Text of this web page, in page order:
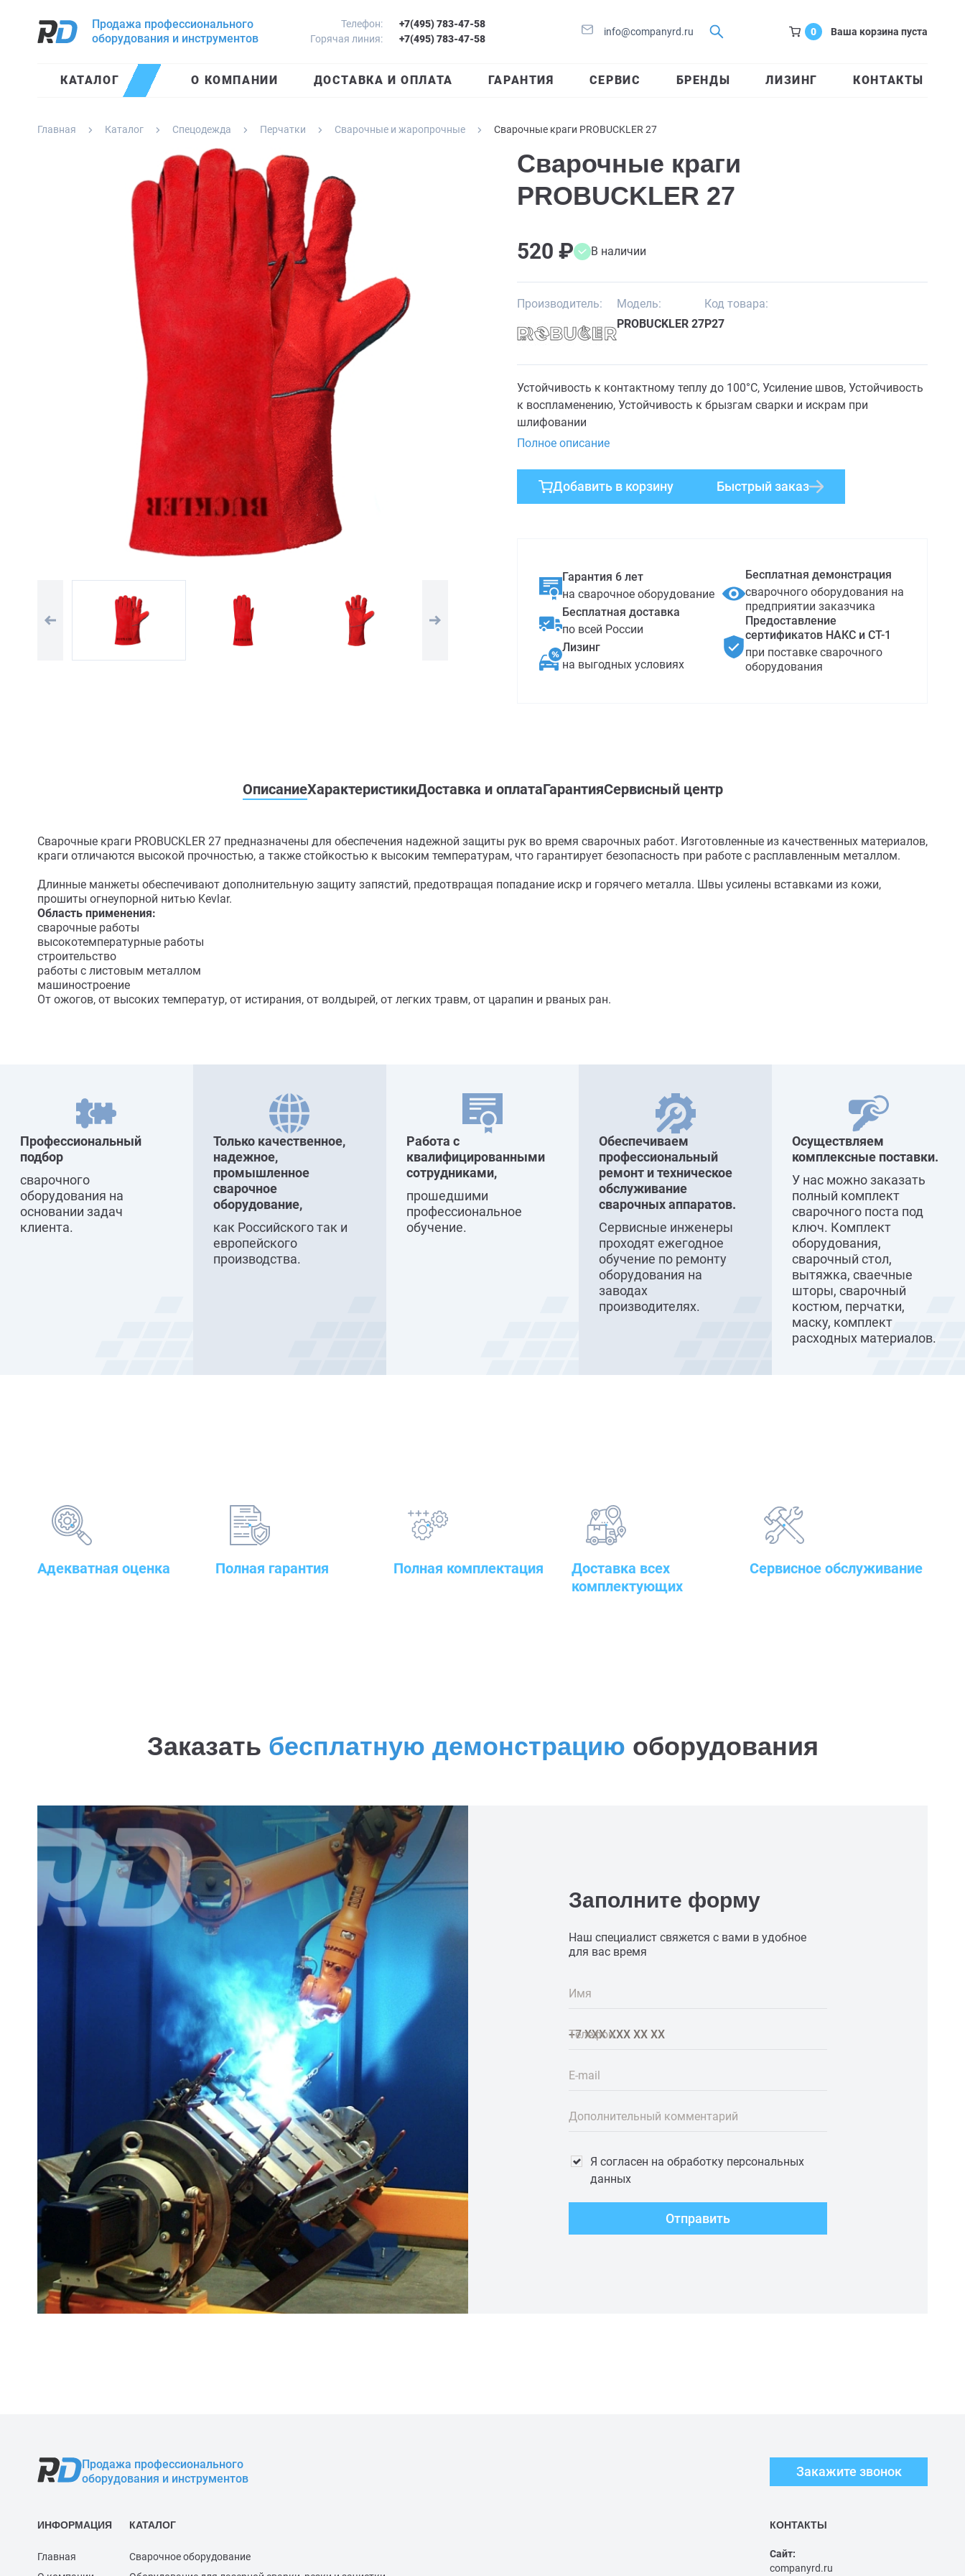
Продажа профессионального
оборудования и инструментов
Телефон:
+7(495) 783-47-58
Горячая линия:
+7(495) 783-47-58
info@companyrd.ru 0 Ваша корзина пуста
КАТАЛОГ О КОМПАНИИ ДОСТАВКА И ОПЛАТА ГАРАНТИЯ СЕРВИС БРЕНДЫ ЛИЗИНГ КОНТАКТЫ
Главная Каталог Спецодежда Перчатки Сварочные и жаропрочные Сварочные краги PROBUCKLER 27
Сварочные краги
PROBUCKLER 27
520 ₽ В наличии
Производитель:
Модель:
PROBUCKLER 27
Код товара:
P27
Устойчивость к контактному теплу до 100°C, Усиление швов, Устойчивость
к воспламенению, Устойчивость к брызгам сварки и искрам при
шлифовании
Полное описание
Добавить в корзину Быстрый заказ
Гарантия 6 лет
на сварочное оборудование
Бесплатная доставка
по всей России
Лизинг
на выгодных условиях
Бесплатная демонстрация
сварочного оборудования на
предприятии заказчика
Предоставление
сертификатов НАКС и СТ-1
при поставке сварочного
оборудования
ОписаниеХарактеристикиДоставка и оплатаГарантияСервисный центр
Сварочные краги PROBUCKLER 27 предназначены для обеспечения надежной защиты рук во время сварочных работ. Изготовленные из качественных материалов,
краги отличаются высокой прочностью, а также стойкостью к высоким температурам, что гарантирует безопасность при работе с расплавленным металлом.
Длинные манжеты обеспечивают дополнительную защиту запястий, предотвращая попадание искр и горячего металла. Швы усилены вставками из кожи,
прошиты огнеупорной нитью Kevlar.
Область применения:
сварочные работы
высокотемпературные работы
строительство
работы с листовым металлом
машиностроение
От ожогов, от высоких температур, от истирания, от волдырей, от легких травм, от царапин и рваных ран.
Профессиональный
подбор
сварочного
оборудования на
основании задач
клиента.
Только качественное,
надежное,
промышленное
сварочное
оборудование,
как Российского так и
европейского
производства.
Работа с
квалифицированными
сотрудниками,
прошедшими
профессиональное
обучение.
Обеспечиваем
профессиональный
ремонт и техническое
обслуживание
сварочных аппаратов.
Сервисные инженеры
проходят ежегодное
обучение по ремонту
оборудования на
заводах
производителях.
Осуществляем
комплексные поставки.
У нас можно заказать
полный комплект
сварочного поста под
ключ. Комплект
оборудования,
сварочный стол,
вытяжка, сваечные
шторы, сварочный
костюм, перчатки,
маску, комплект
расходных материалов.
Адекватная оценка Полная гарантия Полная комплектация
Доставка всех
комплектующих
Сервисное обслуживание
Заказать бесплатную демонстрацию оборудования
Заполните форму
Наш специалист свяжется с вами в удобное
для вас время
Имя
Телефон
E-mail
Дополнительный комментарий
Я согласен на обработку персональных
данных
Отправить
Продажа профессионального
оборудования и инструментов
Закажите звонок
КАТАЛОГ
Сварочное оборудование
ИНФОРМАЦИЯ
Главная
КОНТАКТЫ
Сайт:
companyrd.ru